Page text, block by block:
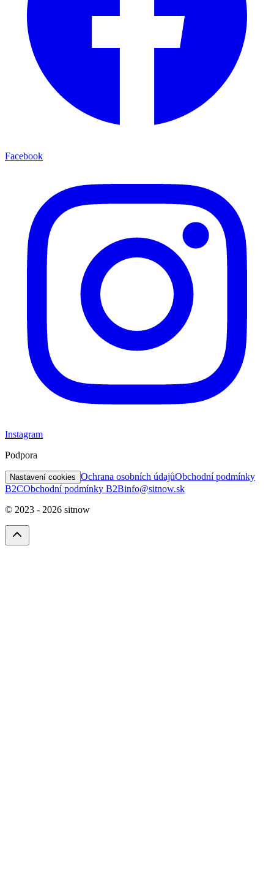
Facebook
Instagram
Podpora
Nastavení cookies Ochrana osobních údajůObchodní podmínky
B2CObchodní podmínky B2Binfo@sitnow.sk
© 2023 - 2026 sitnow